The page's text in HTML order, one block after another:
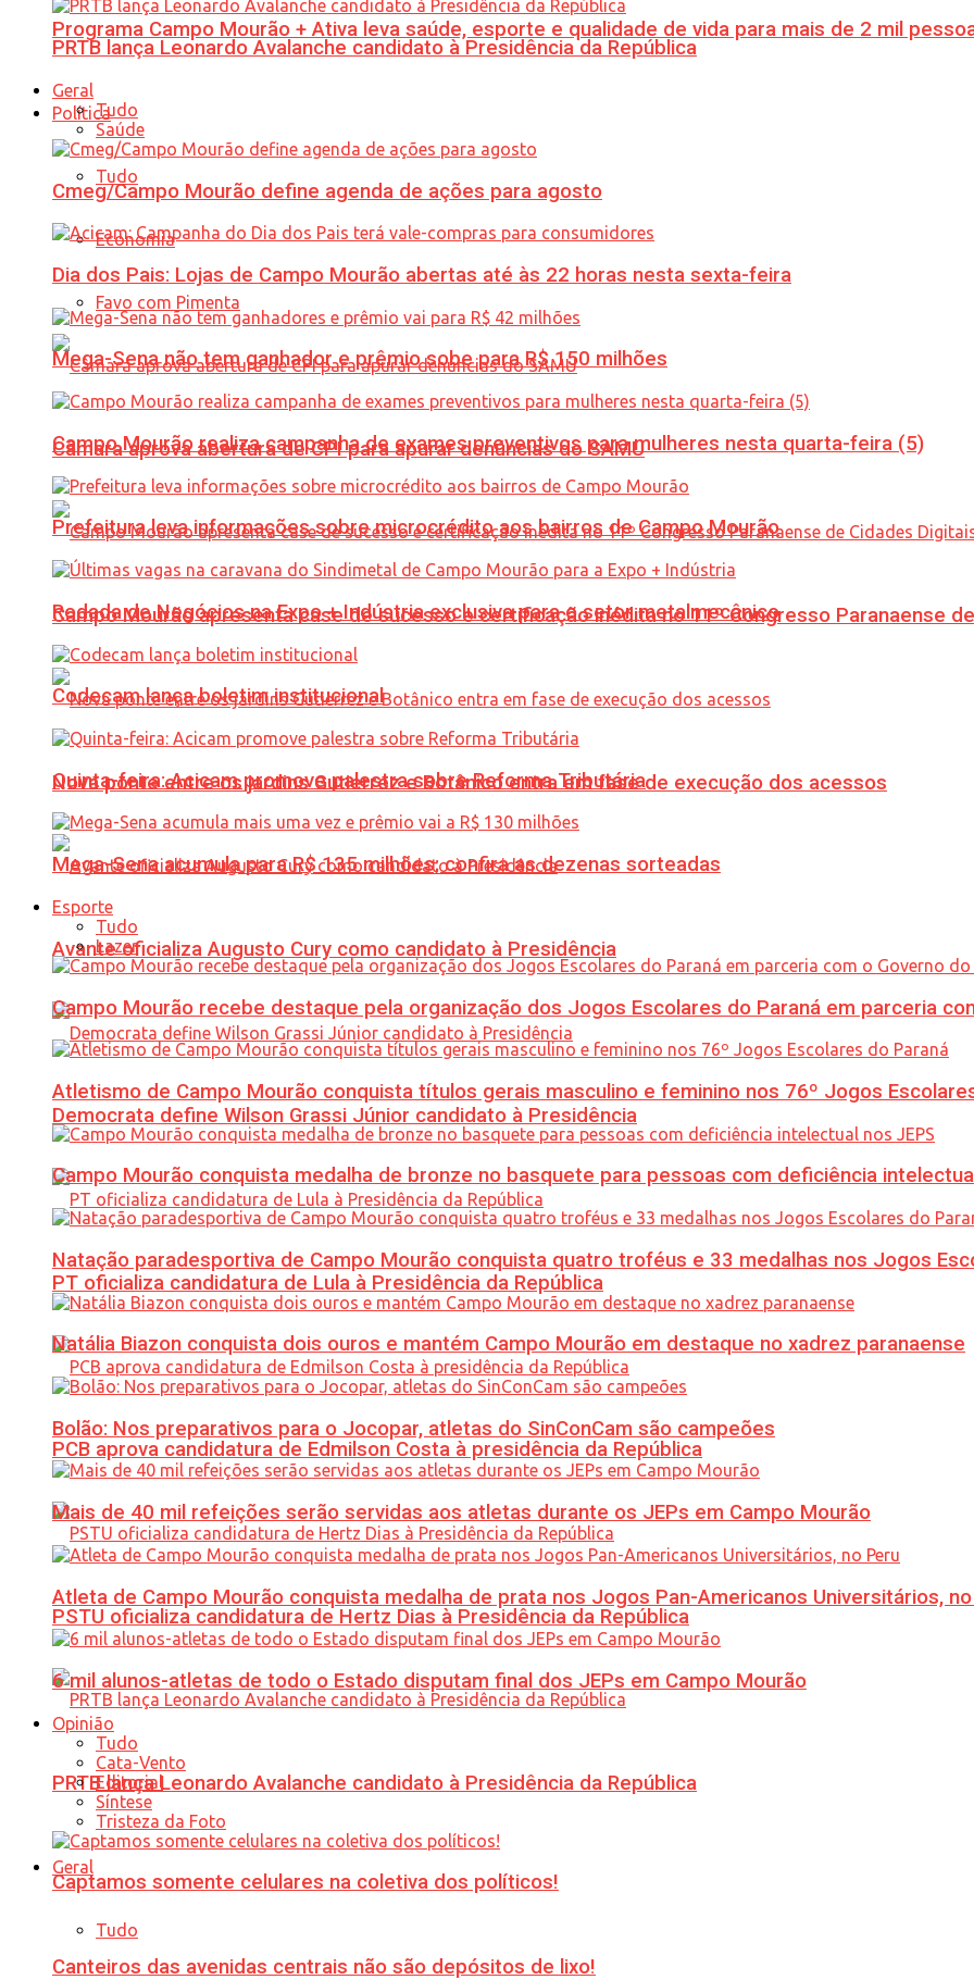
Programa Campo Mourão + Ativa leva saúde, esporte e qualidade de vida para mais de 2 mil
Política
Tudo
Economia
Favo com Pimenta
Câmara aprova abertura de CPI para apurar denúncias do SAMU
Campo Mourão apresenta case de sucesso e certificação inédita no 11º Congresso Paranaense
Nova ponte entre os jardins Gutierrez e Botânico entra em fase de execução dos acessos
Avante oficializa Augusto Cury como candidato à Presidência
Democrata define Wilson Grassi Júnior candidato à Presidência
PT oficializa candidatura de Lula à Presidência da República
PCB aprova candidatura de Edmilson Costa à presidência da República
PSTU oficializa candidatura de Hertz Dias à Presidência da República
PRTB lança Leonardo Avalanche candidato à Presidência da República
Geral
Tudo
PRTB lança Leonardo Avalanche candidato à Presidência da República
Geral
Tudo
Saúde
Cmeg/Campo Mourão define agenda de ações para agosto
Dia dos Pais: Lojas de Campo Mourão abertas até às 22 horas nesta sexta-feira
Mega-Sena não tem ganhador e prêmio sobe para R$ 150 milhões
Campo Mourão realiza campanha de exames preventivos para mulheres nesta quarta-feira (5)
Prefeitura leva informações sobre microcrédito aos bairros de Campo Mourão
Rodada de Negócios na Expo + Indústria exclusiva para o setor metalmecânico
Codecam lança boletim institucional
Quinta-feira: Acicam promove palestra sobre Reforma Tributária
Mega-Sena acumula para R$ 135 milhões; confira as dezenas sorteadas
Esporte
Tudo
Lazer
Campo Mourão recebe destaque pela organização dos Jogos Escolares do Paraná em parceria
Atletismo de Campo Mourão conquista títulos gerais masculino e feminino nos 76º Jogos
Campo Mourão conquista medalha de bronze no basquete para pessoas com deficiência
Natação paradesportiva de Campo Mourão conquista quatro troféus e 33 medalhas nos Jogos
Natália Biazon conquista dois ouros e mantém Campo Mourão em destaque no xadrez paranaense
Bolão: Nos preparativos para o Jocopar, atletas do SinConCam são campeões
Mais de 40 mil refeições serão servidas aos atletas durante os JEPs em Campo Mourão
Atleta de Campo Mourão conquista medalha de prata nos Jogos Pan-Americanos Universitários,
6 mil alunos-atletas de todo o Estado disputam final dos JEPs em Campo Mourão
Opinião
Tudo
Cata-Vento
Editorial
Síntese
Tristeza da Foto
Captamos somente celulares na coletiva dos políticos!
Canteiros das avenidas centrais não são depósitos de lixo!